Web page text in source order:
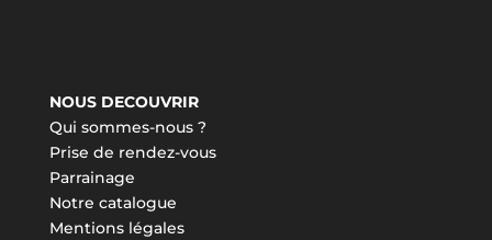
NOUS DECOUVRIR
Qui sommes-nous ?
Prise de rendez-vous
Parrainage
Notre catalogue
Mentions légales